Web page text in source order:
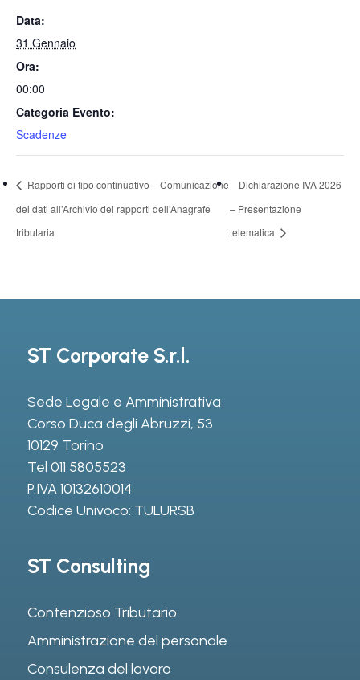
Data:
31 Gennaio
Ora:
00:00
Categoria Evento:
Scadenze
Rapporti di tipo continuativo – Comunicazione
dei dati all’Archivio dei rapporti dell’Anagrafe
tributaria
Dichiarazione IVA 2026
– Presentazione
telematica
ST Corporate S.r.l.
Sede Legale e Amministrativa
Corso Duca degli Abruzzi, 53
10129 Torino
Tel 011 5805523
P.IVA 10132610014
Codice Univoco: TULURSB
ST Consulting
Contenzioso Tributario
Amministrazione del personale
Consulenza del lavoro